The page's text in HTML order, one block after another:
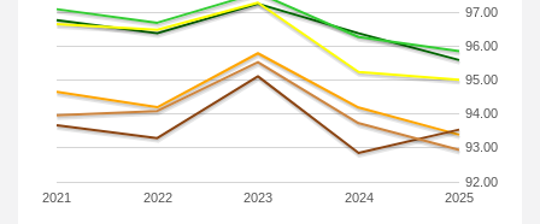
2021 2022 2023 2024 2025
92.00
93.00
94.00
95.00
96.00
97.00